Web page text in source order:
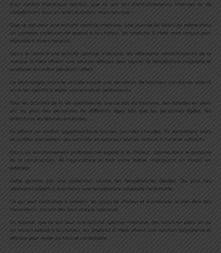
d’un confort thermique optimal, que ce soit lors d’entraînements intenses ou de
compétitions sous un soleil écrasant, mais pas que !
Que ce soit pour une activité sportive intensive, une journée de loisirs ou même dans
un contexte professionnel exposé à la chaleur, les produits G-Heat sont conçus pour
répondre à divers besoins.
Dans le cadre d’une activité sportive intensive, les vêtements rafraîchissants de la
marque G-Heat offrent une solution efficace pour réguler la température corporelle et
améliorer le confort pendant l’effort.
La technologie avancée utilisée assure une sensation de fraîcheur constante, aidant
ainsi les sportifs à rester concentrés et performants.
Pour les activités de la vie quotidienne, que ce soit du tourisme, des balades en plein
air, ou pour des personnes de différents âges tels que les personnes âgées, les
enfants ou les femmes enceintes.
Ils offrent un confort supplémentaire lors des journées chaudes. Ils permettent alors
de profiter pleinement des activités en extérieur tout en restant à l’aise et rafraîchi.
Dans un environnement professionnel exposé à la chaleur, comme dans le domaine
de la construction, de l’agriculture ou tout autre métier impliquant un travail en
extérieur.
Cette gamme est une protection contre les températures élevées. De plus ces
vêtements aident à maintenir une température corporelle confortable.
Ce qui peut contribuer à prévenir les coups de chaleur et à améliorer le bien-être des
travailleurs. (ils ont des sous casque spéciaux)
En résumé, que ce soit pour une activité sportive intensive, des loisirs en plein air ou
un travail exposé à la chaleur, les produits G-Heat offrent une solution polyvalente et
efficace pour rester au frais et confortable.